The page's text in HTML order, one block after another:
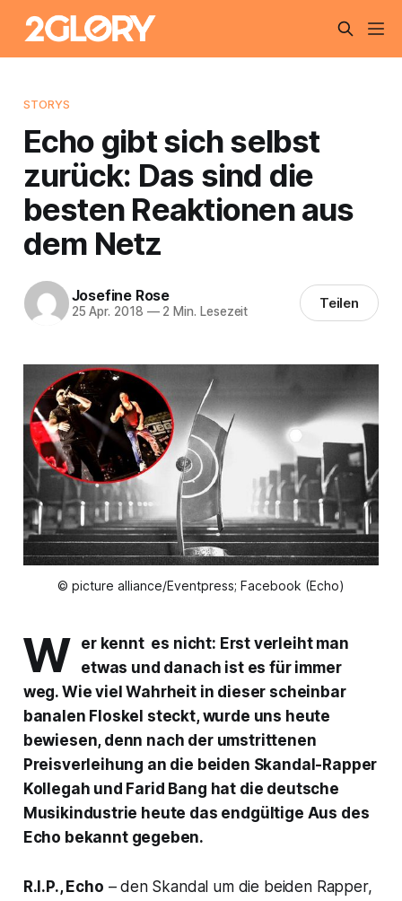
STORYS
Echo gibt sich selbst
zurück: Das sind die
besten Reaktionen aus
dem Netz
Josefine Rose
25 Apr. 2018 —2 Min. Lesezeit Teilen
© picture alliance/Eventpress; Facebook (Echo)
W er kennt es nicht: Erst verleiht man
etwas und danach ist es für immer
weg. Wie viel Wahrheit in dieser scheinbar
banalen Floskel steckt, wurde uns heute
bewiesen, denn nach der umstrittenen
Preisverleihung an die beiden Skandal-Rapper
Kollegah und Farid Bang hat die deutsche
Musikindustrie heute das endgültige Aus des
Echo bekannt gegeben.
R.I.P., Echo – den Skandal um die beiden Rapper,